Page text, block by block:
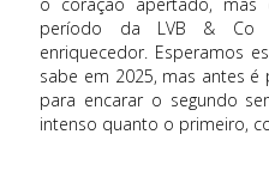
o coração apertado,
período da LVB & Co
enriquecedor. Esperamos
sabe em 2025, mas antes é
para encarar o segundo
intenso quanto o primeiro,